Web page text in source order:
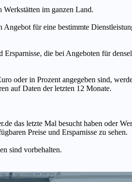
im ganzen Land.
für eine bestimmte
die bei Angeboten für
oder in Prozent angegeben sind,
auf Daten der letzten 12 Monate.
das letzte Mal besucht haben oder
Preise und Ersparnisse zu sehen.
sind vorbehalten.